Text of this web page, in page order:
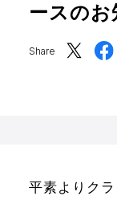
ースのお
Share
平素よりク